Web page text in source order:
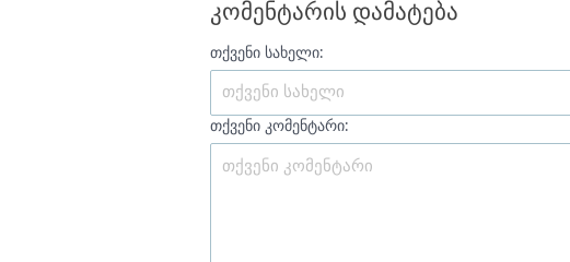
კომენტარის დამატება
თქვენი სახელი:
თქვენი კომენტარი: